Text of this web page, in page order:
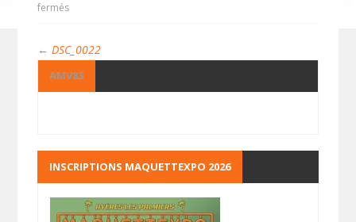
fermés
← DSC_0022
AMV83
INSCRIPTIONS MAQUETTEXPO 2026